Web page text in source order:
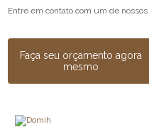
Entre em contato com um de
Faça seu orçamento agora
mesmo